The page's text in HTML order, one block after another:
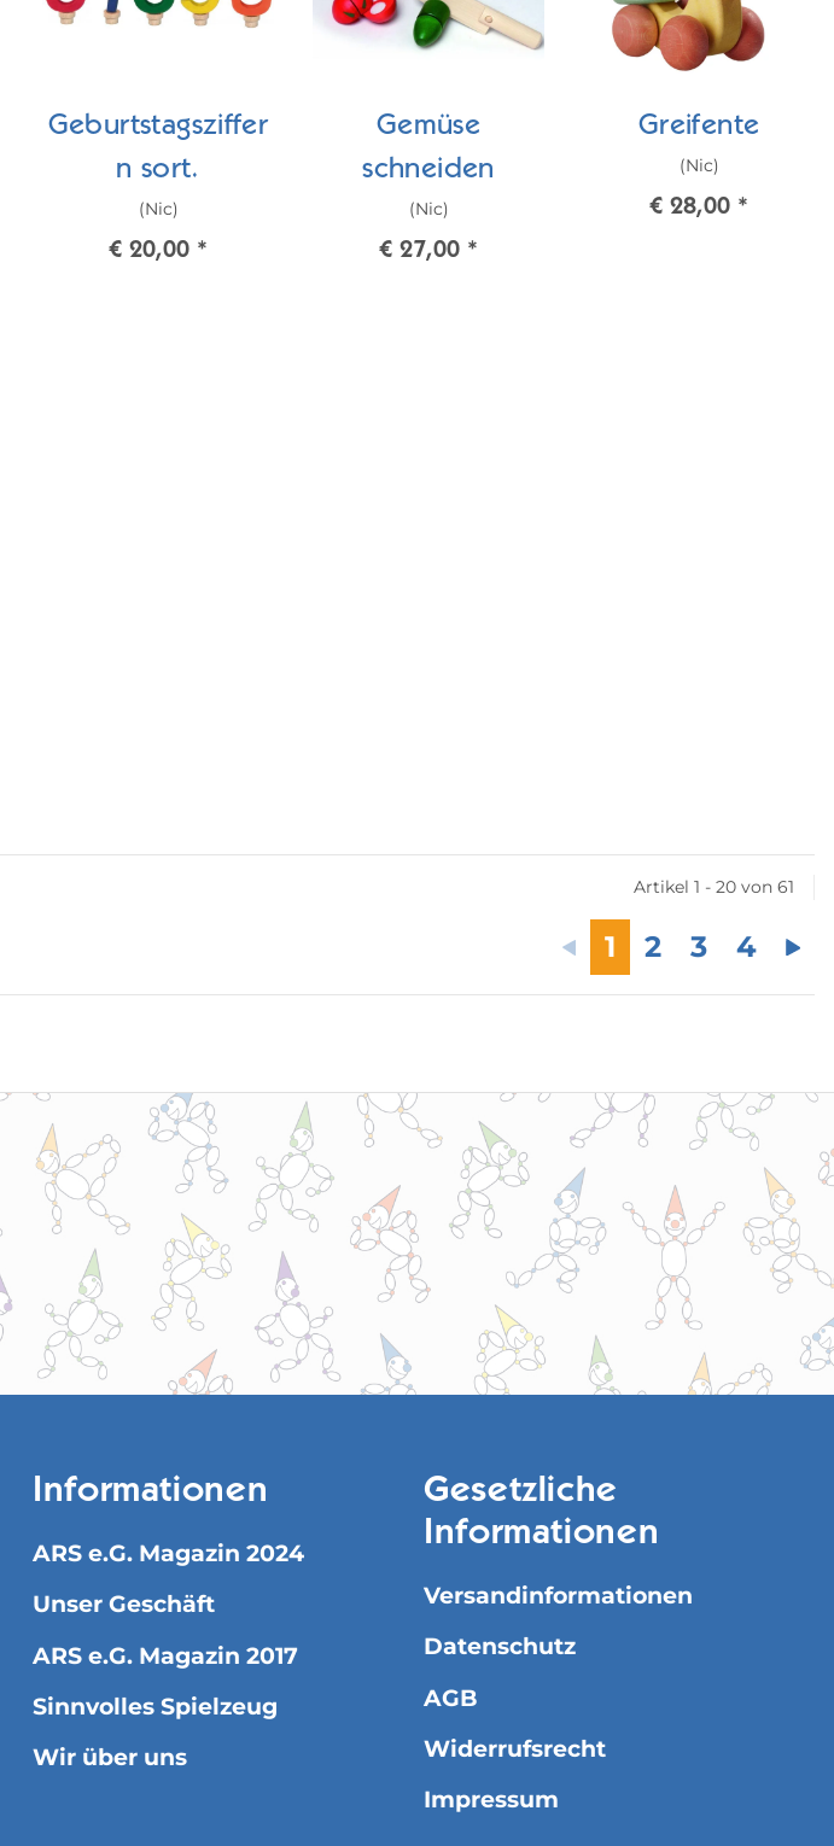
Geburtstagsziffer
n sort.
(Nic)
€ 20,00 *
Gemüse
schneiden
(Nic)
€ 27,00 *
Greifente
(Nic)
€ 28,00 *
Artikel 1 - 20 von 61
1 2 3 4
Informationen
ARS e.G. Magazin 2024
Unser Geschäft
ARS e.G. Magazin 2017
Sinnvolles Spielzeug
Wir über uns
Gesetzliche
Informationen
Versandinformationen
Datenschutz
AGB
Widerrufsrecht
Impressum